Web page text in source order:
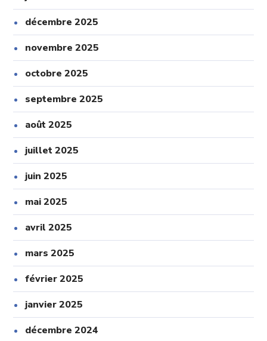
décembre 2025
novembre 2025
octobre 2025
septembre 2025
août 2025
juillet 2025
juin 2025
mai 2025
avril 2025
mars 2025
février 2025
janvier 2025
décembre 2024